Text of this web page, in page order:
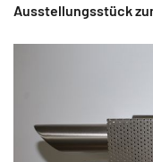
Ausstellungsstück